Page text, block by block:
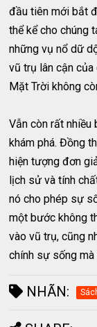
đầu tiên mới bắt
thể kể cho chúng
những vụ nổ dữ
vũ trụ lân cận của
Mặt Trời không
Vẫn còn rất
khám phá. Đồng
hiện tượng đơn
lịch sử và tính
nó cho phép sự
một bước không
vào vũ trụ, cũng
chính sự sống mà
NHÃN: